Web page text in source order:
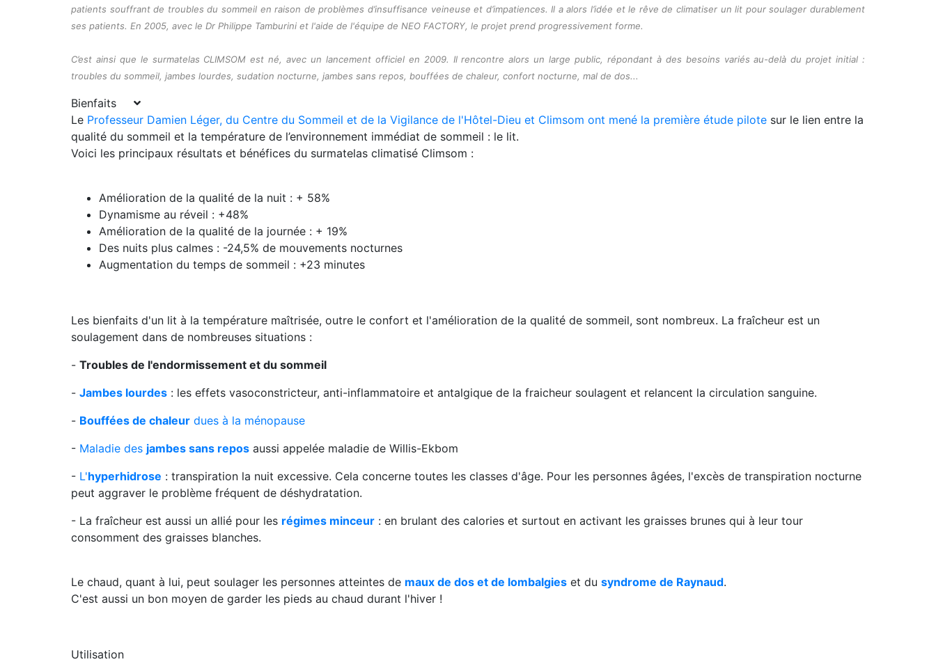
patients souffrant de troubles du sommeil en raison de problèmes d’insuffisance veineuse et d’impatiences. Il a alors l’idée et le rêve de climatiser un lit pour soulager durablement
ses patients. En 2005, avec le Dr Philippe Tamburini et l'aide de l'équipe de NEO FACTORY, le projet prend progressivement forme.
C’est ainsi que le surmatelas CLIMSOM est né, avec un lancement officiel en 2009. Il rencontre alors un large public, répondant à des besoins variés au-delà du projet initial :
troubles du sommeil, jambes lourdes, sudation nocturne, jambes sans repos, bouffées de chaleur, confort nocturne, mal de dos...
Bienfaits
Le Professeur Damien Léger, du Centre du Sommeil et de la Vigilance de l'Hôtel-Dieu et Climsom ont mené la première étude pilote sur le lien entre la
qualité du sommeil et la température de l’environnement immédiat de sommeil : le lit.
Voici les principaux résultats et bénéfices du surmatelas climatisé Climsom :
Amélioration de la qualité de la nuit : + 58%
Dynamisme au réveil : +48%
Amélioration de la qualité de la journée : + 19%
Des nuits plus calmes : -24,5% de mouvements nocturnes
Augmentation du temps de sommeil : +23 minutes
Les bienfaits d'un lit à la température maîtrisée, outre le confort et l'amélioration de la qualité de sommeil, sont nombreux. La fraîcheur est un
soulagement dans de nombreuses situations :
- Troubles de l'endormissement et du sommeil
- Jambes lourdes : les effets vasoconstricteur, anti-inflammatoire et antalgique de la fraicheur soulagent et relancent la circulation sanguine.
- Bouffées de chaleur dues à la ménopause
- Maladie des jambes sans repos aussi appelée maladie de Willis-Ekbom
- L'hyperhidrose : transpiration la nuit excessive. Cela concerne toutes les classes d'âge. Pour les personnes âgées, l'excès de transpiration nocturne
peut aggraver le problème fréquent de déshydratation.
- La fraîcheur est aussi un allié pour les régimes minceur : en brulant des calories et surtout en activant les graisses brunes qui à leur tour
consomment des graisses blanches.
Le chaud, quant à lui, peut soulager les personnes atteintes de maux de dos et de lombalgies et du syndrome de Raynaud.
C'est aussi un bon moyen de garder les pieds au chaud durant l'hiver !
Utilisation